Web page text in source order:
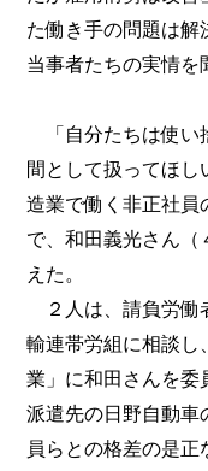
た働き手の問題は解
当事者たちの実情を
「自分たちは使い
間として扱ってほ
造業で働く非正社員
で、和田義光さん（
えた。
２人は、請負労働
輸連帯労組に相談し
業」に和田さんを委
派遣先の日野自動車
員らとの格差の是正